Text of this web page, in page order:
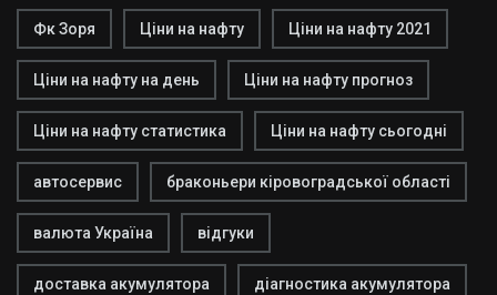
Фк Зоря Ціни на нафту Ціни на нафту 2021
Ціни на нафту на день Ціни на нафту прогноз
Ціни на нафту статистика Ціни на нафту сьогодні
автосервис браконьери кіровоградської області
валюта Україна відгуки
доставка акумулятора діагностика акумулятора